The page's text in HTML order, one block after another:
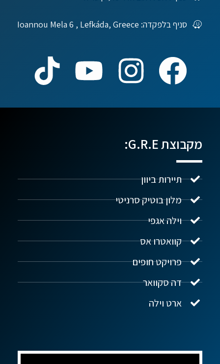
סניף בלפקדה: Ioannou Mela 6 , Lefkáda, Greece
מקבוצת G.R.E:
תיירות ביוון
מלון בוטיק סרניטי
וילה אגפי
קוואטרו אס
פרויקט חופים
דה סקוואר
ארט וילה
נדל"ן ביוון G.R.E
שלום! איך אפשר לעזור?